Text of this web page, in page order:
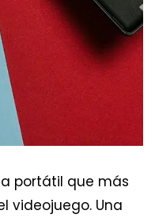
portátil que más
videojuego. Una